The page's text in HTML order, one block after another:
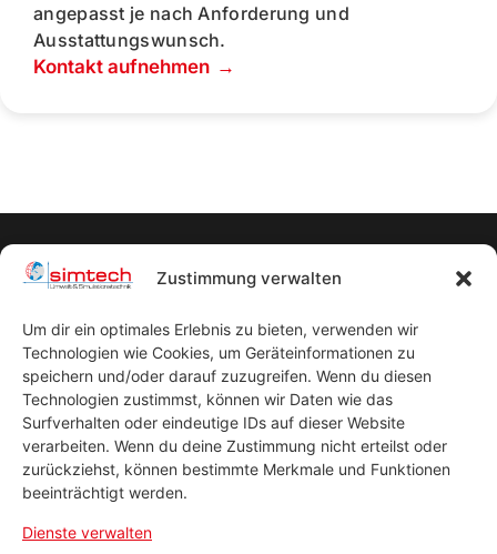
Zustimmung verwalten
Um dir ein optimales Erlebnis zu bieten, verwenden wir
Technologien wie Cookies, um Geräteinformationen zu
speichern und/oder darauf zuzugreifen. Wenn du diesen
Technologien zustimmst, können wir Daten wie das
Surfverhalten oder eindeutige IDs auf dieser Website
verarbeiten. Wenn du deine Zustimmung nicht erteilst oder
zurückziehst, können bestimmte Merkmale und Funktionen
beeinträchtigt werden.
Dienste verwalten
angepasst je nach Anforderung und
Ausstattungswunsch.
Kontakt aufnehmen →
Startseite
Datenschutzerklärung
Impressum
AGB